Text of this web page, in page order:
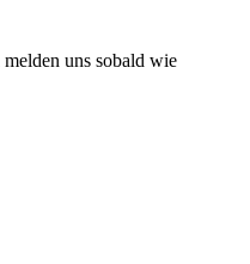
uns sobald wie